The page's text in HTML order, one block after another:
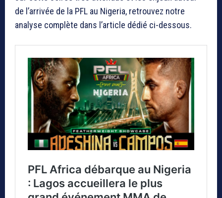
de l’arrivée de la PFL au Nigeria, retrouvez notre
analyse complète dans l’article dédié ci-dessous.